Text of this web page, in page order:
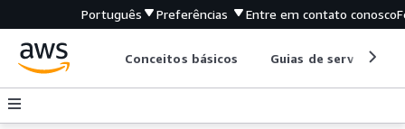
Português Preferências Entre em contato conosco
Conceitos básicos Guias de serviço